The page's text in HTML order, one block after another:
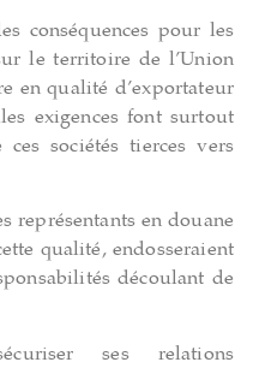
conséquences pour les
le territoire de l’Union
en qualité d’exportateur
exigences font surtout
sociétés tierces vers
représentants en douane
qualité, endosseraient
découlant de
ses relations